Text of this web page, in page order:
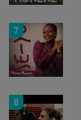
7
8